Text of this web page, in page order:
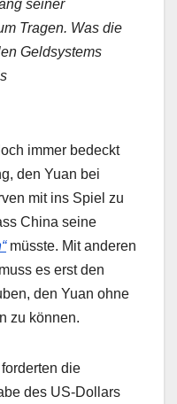
seiner
Tragen. Was die
Geldsystems
immer bedeckt
den Yuan bei
mit ins Spiel zu
China seine
müsste. Mit anderen
es erst den
den Yuan ohne
zu können.
die
des US-Dollars